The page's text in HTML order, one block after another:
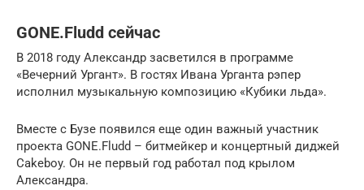
GONE.Fludd сейчас
В 2018 году Александр засветился в программе
«Вечерний Ургант». В гостях Ивана Урганта рэпер
исполнил музыкальную композицию «Кубики льда».
Вместе с Бузе появился еще один важный участник
проекта GONE.Fludd – битмейкер и концертный диджей
Cakeboy. Он не первый год работал под крылом
Александра.